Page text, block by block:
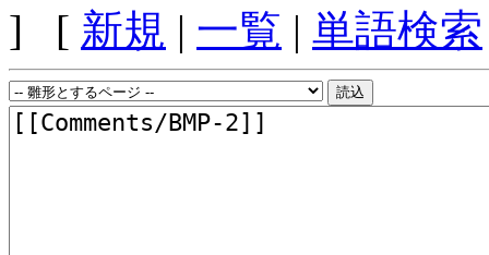
] [ 新規 | 一覧 | 単語検索